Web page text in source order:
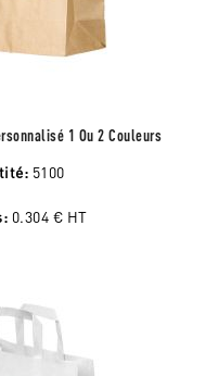
1 Ou 2 Couleurs
5100
0.304 € HT